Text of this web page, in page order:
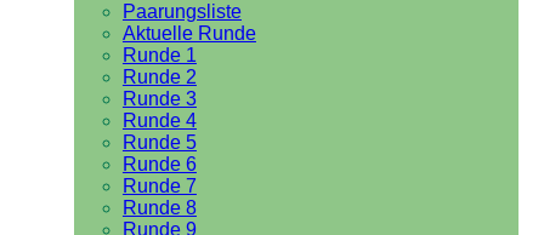
Paarungsliste
Aktuelle Runde
Runde 1
Runde 2
Runde 3
Runde 4
Runde 5
Runde 6
Runde 7
Runde 8
Runde 9